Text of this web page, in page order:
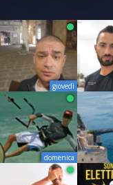
giovedì
domenica